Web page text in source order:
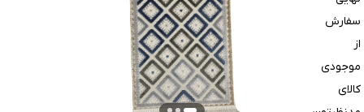
سفارش
از
موجودی
کالای